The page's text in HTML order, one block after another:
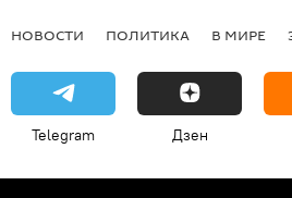
НОВОСТИ ПОЛИТИКА В МИРЕ
Telegram Дзен